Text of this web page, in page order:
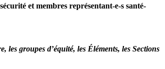
et membres représentant-e-s santé-
groupes d’équité, les Éléments, les Sections